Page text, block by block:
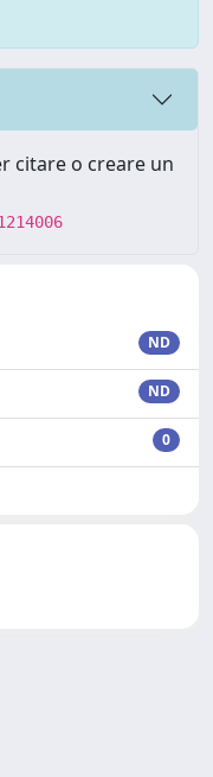
citare o creare un
ND
ND
0